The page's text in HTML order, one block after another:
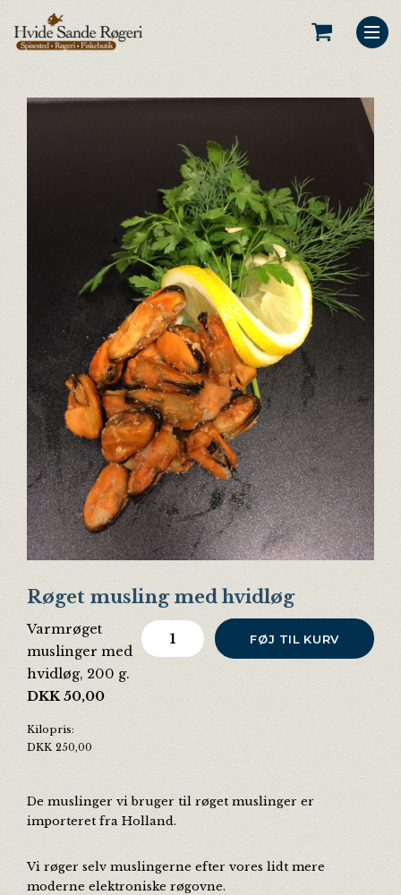
Røget musling med hvidløg
Varmrøget
muslinger med
hvidløg, 200 g.
DKK 50,00
Kilopris:
DKK 250,00
Røget musling med hvidløg antal
FØJ TIL KURV
De muslinger vi bruger til røget muslinger er
importeret fra Holland.
Vi røger selv muslingerne efter vores lidt mere
moderne elektroniske røgovne.